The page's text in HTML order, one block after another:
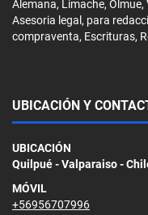
Alemana, Limache,
Asesoria legal, para
compraventa, Escrituras,
UBICACIÓN Y
UBICACIÓN
Quilpué - Valparaiso -
MÓVIL
+56956707996